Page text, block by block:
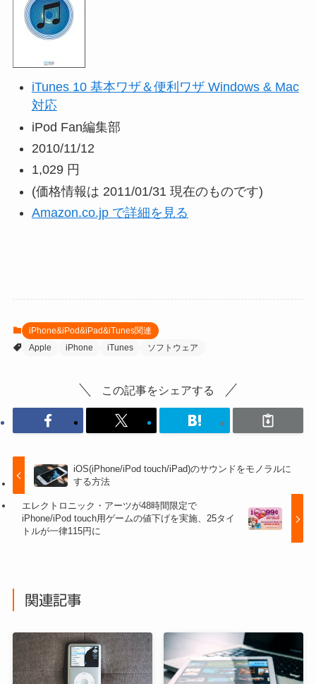
iTunes 10 基本ワザ＆便利ワザ Windows & Mac
対応
iPod Fan編集部
2010/11/12
1,029 円
(価格情報は 2011/01/31 現在のものです)
Amazon.co.jp で詳細を見る
iPhone&iPod&iPad&iTunes関連
Apple
iPhone iTunes ソフトウェア
この記事をシェアする
iOS(iPhone/iPod touch/iPad)のサウンドをモノラルに
する方法
エレクトロニック・アーツが48時間限定で
iPhone/iPod touch用ゲームの値下げを実施、25タイ
トルが一律115円に
関連記事